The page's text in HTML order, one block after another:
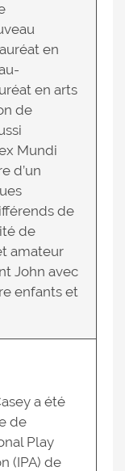
en
en arts
de
Mundi
d’un
de
de
amateur
John avec
enfants et
a été
de
Play
(IPA) de